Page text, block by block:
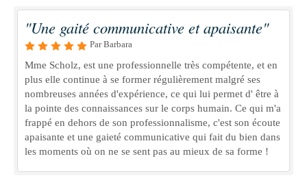
"Une gaité communicative et apaisante"
Par Barbara
Mme Scholz, est une professionnelle très compétente, et en
plus elle continue à se former régulièrement malgré ses
nombreuses années d'expérience, ce qui lui permet d' être à
la pointe des connaissances sur le corps humain. Ce qui m'a
frappé en dehors de son professionnalisme, c'est son écoute
apaisante et une gaieté communicative qui fait du bien dans
les moments où on ne se sent pas au mieux de sa forme !